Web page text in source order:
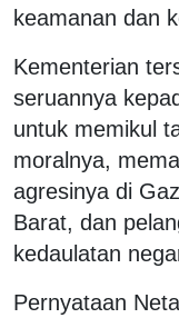
keamanan dan
Kementerian
seruannya
untuk memikul
moralnya,
agresinya di
Barat, dan
kedaulatan
Pernyataan